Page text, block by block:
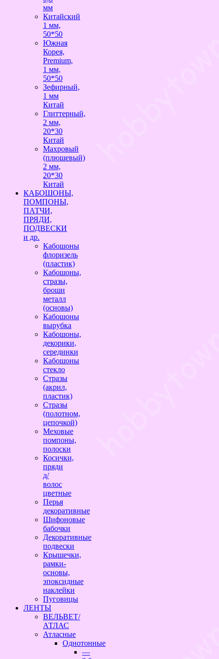
мм
Китайский
1 мм,
50*50
Южная
Корея,
Premium,
1 мм,
50*50
Зефирный,
1 мм
Китай
Глиттерный,
2 мм,
20*30
Китай
Махровый
(плюшевый)
2 мм,
20*30
Китай
КАБОШОНЫ,
ПОМПОНЫ,
ПАТЧИ,
ПРЯДИ,
ПОДВЕСКИ
и др.
Кабошоны
флоризель
(пластик)
Кабошоны,
стразы,
броши
металл
(основы)
Кабошоны
вырубка
Кабошоны,
декорики,
серединки
Кабошоны
стекло
Стразы
(акрил,
пластик)
Стразы
(полотном,
цепочкой)
Меховые
помпоны,
полоски
Косички,
пряди
д/
волос
цветные
Перья
декоративные
Шифоновые
бабочки
Декоративные
подвески
Крышечки,
рамки-
основы,
эпоксидные
наклейки
Пуговицы
ЛЕНТЫ
ВЕЛЬВЕТ/
АТЛАС
Атласные
Однотонные
—